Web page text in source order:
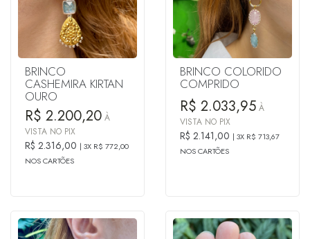
BRINCO
CASHEMIRA KIRTAN
OURO
R$ 2.200,20 À
VISTA NO PIX
R$ 2.316,00
3X R$ 772,00
NOS CARTÕES
BRINCO COLORIDO
COMPRIDO
R$ 2.033,95 À
VISTA NO PIX
R$ 2.141,00
3X R$ 713,67
NOS CARTÕES